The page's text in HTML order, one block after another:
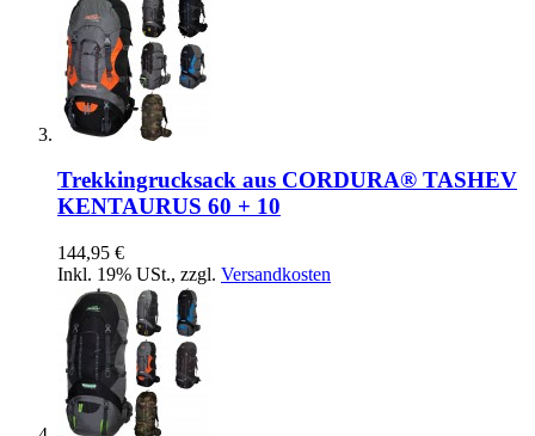
Trekkingrucksack aus CORDURA® TASHEV
KENTAURUS 60 + 10
144,95 €
Inkl. 19% USt., zzgl. Versandkosten